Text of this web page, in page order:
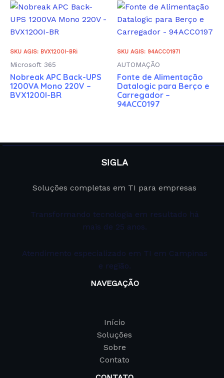
SKU AGIS: BVX1200I-BRi
Microsoft 365
Nobreak APC Back-UPS
1200VA Mono 220V –
BVX1200I-BR
SKU AGIS: 94ACC0197I
AUTOMAÇÃO
Fonte de Alimentação
Datalogic para Berço e
Carregador –
94ACC0197
SIGLA
Soluções completas em TI para empresas
Transformando tecnologia em resultado há
mais de 25 anos.
Atendimento especializado em TI em Campinas
e região.
NAVEGAÇÃO
Início
Soluções
Sobre
Contato